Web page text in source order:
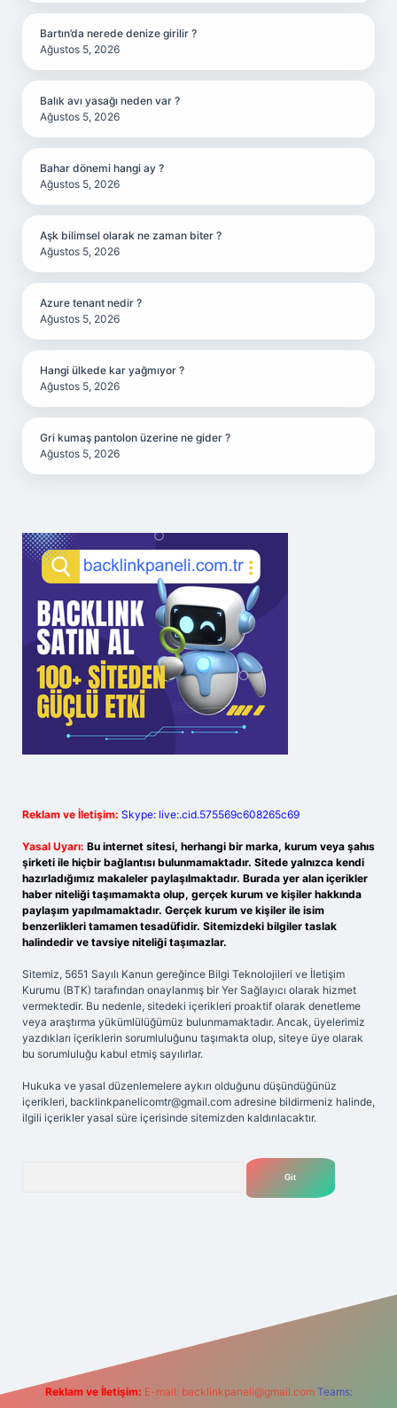
Bartın’da nerede denize girilir ?
Ağustos 5, 2026
Balık avı yasağı neden var ?
Ağustos 5, 2026
Bahar dönemi hangi ay ?
Ağustos 5, 2026
Aşk bilimsel olarak ne zaman biter ?
Ağustos 5, 2026
Azure tenant nedir ?
Ağustos 5, 2026
Hangi ülkede kar yağmıyor ?
Ağustos 5, 2026
Gri kumaş pantolon üzerine ne gider ?
Ağustos 5, 2026
Reklam ve İletişim: Skype: live:.cid.575569c608265c69
Yasal Uyarı: Bu internet sitesi, herhangi bir marka, kurum veya şahıs
şirketi ile hiçbir bağlantısı bulunmamaktadır. Sitede yalnızca kendi
hazırladığımız makaleler paylaşılmaktadır. Burada yer alan içerikler
haber niteliği taşımamakta olup, gerçek kurum ve kişiler hakkında
paylaşım yapılmamaktadır. Gerçek kurum ve kişiler ile isim
benzerlikleri tamamen tesadüfidir. Sitemizdeki bilgiler taslak
halindedir ve tavsiye niteliği taşımazlar.
Sitemiz, 5651 Sayılı Kanun gereğince Bilgi Teknolojileri ve İletişim
Kurumu (BTK) tarafından onaylanmış bir Yer Sağlayıcı olarak hizmet
vermektedir. Bu nedenle, sitedeki içerikleri proaktif olarak denetleme
veya araştırma yükümlülüğümüz bulunmamaktadır. Ancak, üyelerimiz
yazdıkları içeriklerin sorumluluğunu taşımakta olup, siteye üye olarak
bu sorumluluğu kabul etmiş sayılırlar.
Hukuka ve yasal düzenlemelere aykırı olduğunu düşündüğünüz
içerikleri, backlinkpanelicomtr@gmail.com adresine bildirmeniz halinde,
ilgili içerikler yasal süre içerisinde sitemizden kaldırılacaktır.
Reklam ve İletişim: E-mail: backlinkpaneli@gmail.com Teams: